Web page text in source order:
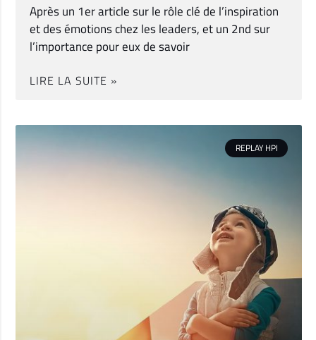
Après un 1er article sur le rôle clé de l’inspiration
et des émotions chez les leaders, et un 2nd sur
l’importance pour eux de savoir
LIRE LA SUITE »
REPLAY HPI